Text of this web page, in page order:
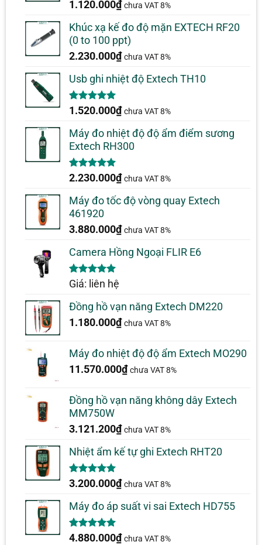
5.00trên 5
1
đánh giá
1.120.000₫ chưa VAT 8%
Khúc xạ kế đo độ mặn EXTECH RF20
(0 to 100 ppt)
2.230.000₫ chưa VAT 8%
Usb ghi nhiệt độ Extech TH10
5.00trên 5
1
đánh giá
1.520.000₫ chưa VAT 8%
Máy đo nhiệt độ độ ẩm điểm sương
Extech RH300
5.00trên 5
1
đánh giá
2.230.000₫ chưa VAT 8%
Máy đo tốc độ vòng quay Extech
461920
3.880.000₫ chưa VAT 8%
Camera Hồng Ngoại FLIR E6
5.00trên 5
1
đánh giá
Giá: liên hệ
Đồng hồ vạn năng Extech DM220
1.180.000₫ chưa VAT 8%
Máy đo nhiệt độ độ ẩm Extech MO290
11.570.000₫ chưa VAT 8%
Đồng hồ vạn năng không dây Extech
MM750W
3.121.200₫ chưa VAT 8%
Nhiệt ẩm kế tự ghi Extech RHT20
5.00trên 5
2
đánh giá
3.200.000₫ chưa VAT 8%
Máy đo áp suất vi sai Extech HD755
5.00trên 5
1
4.880.000₫ chưa VAT 8%